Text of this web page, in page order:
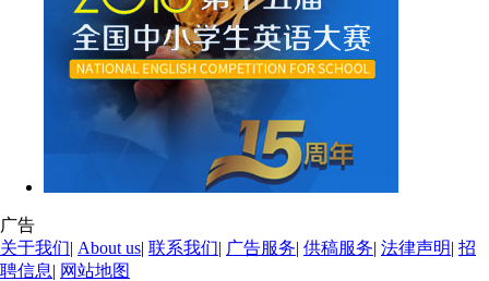
广告
关于我们| About us| 联系我们| 广告服务| 供稿服务| 法律声明| 招
聘信息| 网站地图